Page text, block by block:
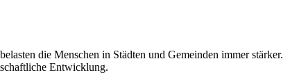
die Menschen in Städten und Gemeinden immer stärker.
Entwicklung.